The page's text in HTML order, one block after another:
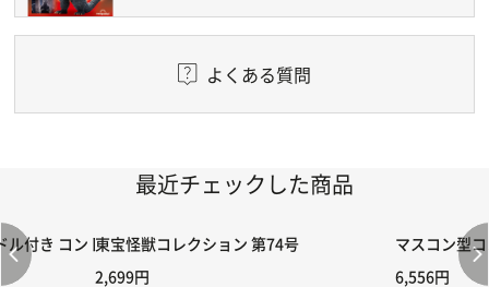
よくある質問
最近チェックした商品
付き コントローラー＆ポイント切り替えスイッチRC-02/C002 /
東宝怪獣コレクション 第74号
2,699円
マスコン型
6,556円